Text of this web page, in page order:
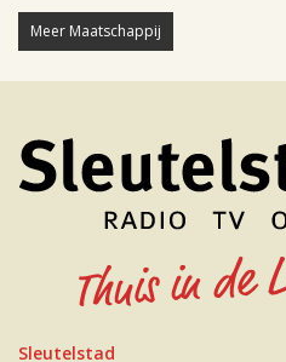
Meer Maatschappij
Sleutelstad